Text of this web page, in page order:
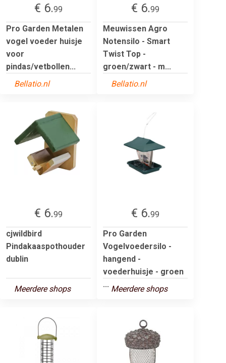
€ 6.99
Pro Garden Metalen
vogel voeder huisje
voor
pindas/vetbollen...
Bellatio.nl
€ 6.99
Meuwissen Agro
Notensilo - Smart
Twist Top -
groen/zwart - m...
Bellatio.nl
€ 6.99
cjwildbird
Pindakaaspothouder
dublin
Meerdere shops
€ 6.99
Pro Garden
Vogelvoedersilo -
hangend -
voederhuisje - groen
... Meerdere shops